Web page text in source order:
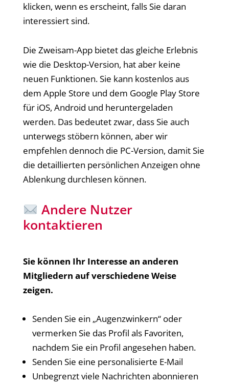
klicken, wenn es erscheint, falls Sie daran
interessiert sind.
Die Zweisam-App bietet das gleiche Erlebnis
wie die Desktop-Version, hat aber keine
neuen Funktionen. Sie kann kostenlos aus
dem Apple Store und dem Google Play Store
für iOS, Android und heruntergeladen
werden. Das bedeutet zwar, dass Sie auch
unterwegs stöbern können, aber wir
empfehlen dennoch die PC-Version, damit Sie
die detaillierten persönlichen Anzeigen ohne
Ablenkung durchlesen können.
Andere Nutzer
kontaktieren
Sie können Ihr Interesse an anderen
Mitgliedern auf verschiedene Weise
zeigen.
Senden Sie ein „Augenzwinkern“ oder
vermerken Sie das Profil als Favoriten,
nachdem Sie ein Profil angesehen haben.
Senden Sie eine personalisierte E-Mail
Unbegrenzt viele Nachrichten abonnieren